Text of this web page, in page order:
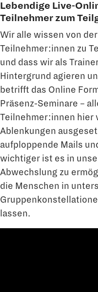
Lebendige Live-
Teilnehmer zum
Wir alle wissen von
Teilnehmer:innen zu
und dass wir als
Hintergrund agieren
betrifft das Online
Präsenz-Seminare –
Teilnehmer:innen hier
Ablenkungen
aufploppende Mails
wichtiger ist es in
Abwechslung zu
die Menschen in
lassen.